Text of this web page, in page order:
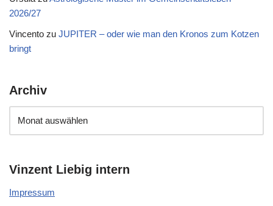
2026/27
Vincento zu JUPITER – oder wie man den Kronos zum Kotzen
bringt
Archiv
Vinzent Liebig intern
Impressum